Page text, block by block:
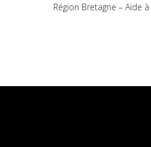
Région Bretagne – Aide